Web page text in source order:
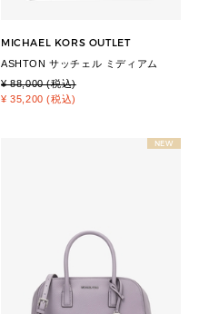
MICHAEL KORS OUTLET
ASHTON サッチェル ミディアム
¥ 88,000 (税込)
¥ 35,200 (税込)
NEW